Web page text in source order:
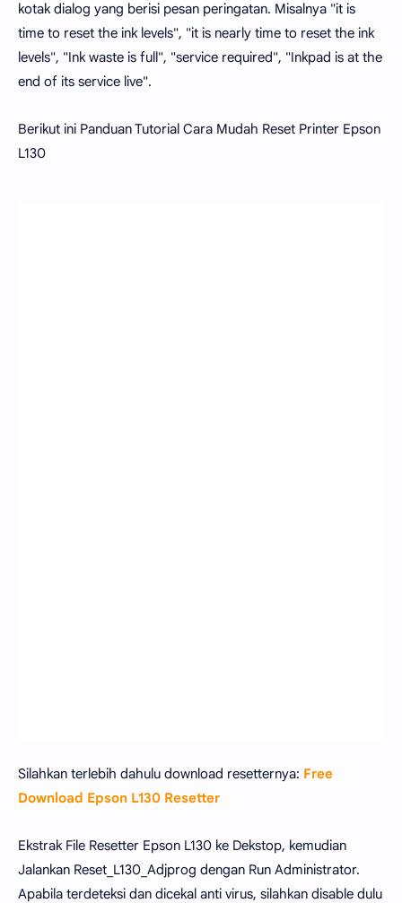
kotak dialog yang berisi pesan peringatan. Misalnya "it is
time to reset the ink levels", "it is nearly time to reset the ink
levels", "Ink waste is full", "service required", "Inkpad is at the
end of its service live".
Berikut ini Panduan Tutorial Cara Mudah Reset Printer Epson
L130
Silahkan terlebih dahulu download resetternya: Free
Download Epson L130 Resetter
Ekstrak File Resetter Epson L130 ke Dekstop, kemudian
Jalankan Reset_L130_Adjprog dengan Run Administrator.
Apabila terdeteksi dan dicekal anti virus, silahkan disable dulu